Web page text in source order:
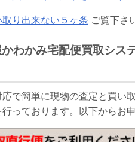
取り出来ない５ヶ条 ご覧下さ
わかみ宅配便買取シス
で簡単に現物の査定と買い
っております。以下からお申